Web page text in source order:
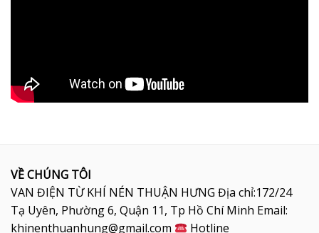
VỀ CHÚNG TÔI
VAN ĐIỆN TỪ KHÍ NÉN THUẬN HƯNG Địa chỉ:172/24
Tạ Uyên, Phường 6, Quận 11, Tp Hồ Chí Minh Email:
khinenthuanhung@gmail.com
Hotline